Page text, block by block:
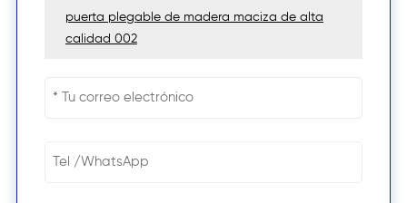
puerta plegable de madera maciza de alta
calidad 002